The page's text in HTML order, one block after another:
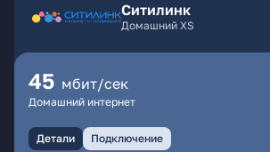
Ситилинк
Домашний XS
45 мбит/сек
Домашний интернет
Детали Подключение